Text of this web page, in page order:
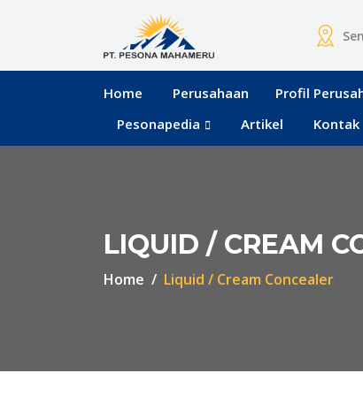
Home Perusahaan Profil
Pesonapedia
Artikel Kontak
LIQUID / CREAM
Home Liquid / Cream Concealer